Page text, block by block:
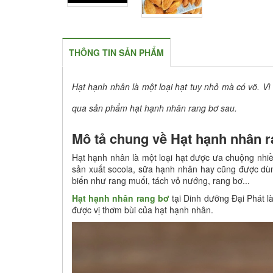
THÔNG TIN SẢN PHẨM
Hạt hạnh nhân là một loại hạt tuy nhỏ mà có võ.
qua sản phẩm hạt hạnh nhân rang bơ sau.
Mô tả chung về Hạt hạnh nhân
Hạt hạnh nhân là một loại hạt được ưa chuộng
sản xuất socola, sữa hạnh nhân hay cũng được
biến như rang muối, tách vỏ nướng, rang bơ...
Hạt hạnh nhân rang bơ tại Dinh dưỡng Đại Phát
được vị thơm bùi của hạt hạnh nhân.